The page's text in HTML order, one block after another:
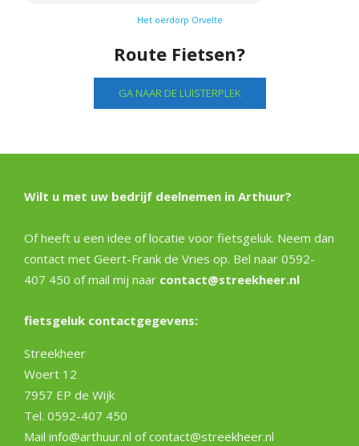
Het oerdorp Orvelte
Route Fietsen?
GA NAAR DE LUISTERPLEK
Wilt u met uw bedrijf deelnemen in Arthuur?
Of heeft u een idee of locatie voor fietsgeluk. Neem dan
contact met Geert-Frank de Vries op. Bel naar 0592-
407 450 of mail mij naar contact@streekheer.nl
fietsgeluk contactgegevens:
Streekheer
Woert 12
7957 EP de Wijk
Tel. 0592-407 450
Mail info@arthuur.nl of contact@streekheer.nl